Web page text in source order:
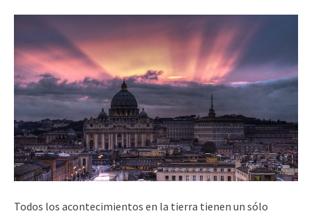
Todos los acontecimientos en la tierra tienen un sólo